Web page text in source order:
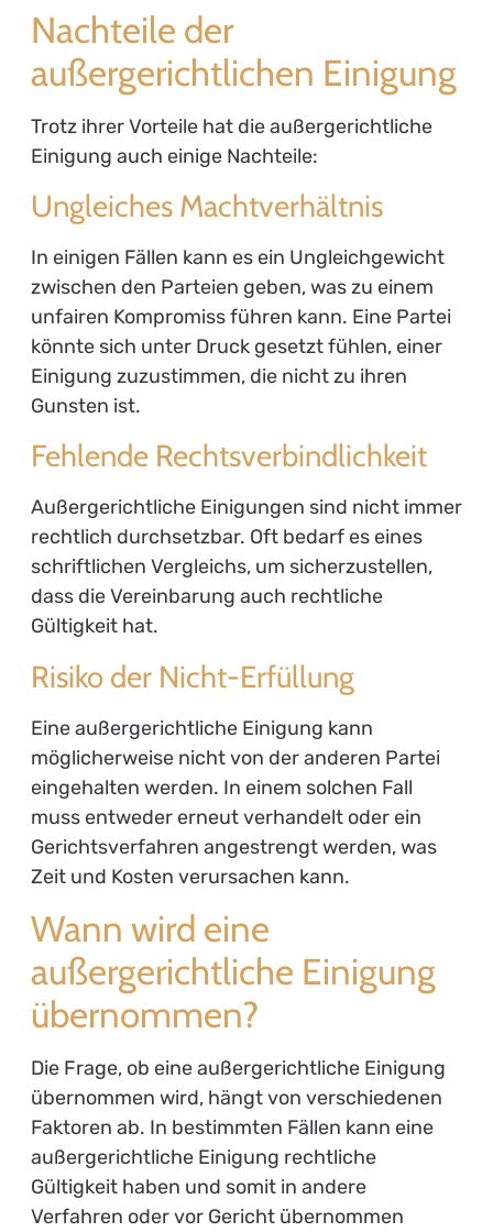
Nachteile der
außergerichtlichen Einigung
Trotz ihrer Vorteile hat die außergerichtliche
Einigung auch einige Nachteile:
Ungleiches Machtverhältnis
In einigen Fällen kann es ein Ungleichgewicht
zwischen den Parteien geben, was zu einem
unfairen Kompromiss führen kann. Eine Partei
könnte sich unter Druck gesetzt fühlen, einer
Einigung zuzustimmen, die nicht zu ihren
Gunsten ist.
Fehlende Rechtsverbindlichkeit
Außergerichtliche Einigungen sind nicht immer
rechtlich durchsetzbar. Oft bedarf es eines
schriftlichen Vergleichs, um sicherzustellen,
dass die Vereinbarung auch rechtliche
Gültigkeit hat.
Risiko der Nicht-Erfüllung
Eine außergerichtliche Einigung kann
möglicherweise nicht von der anderen Partei
eingehalten werden. In einem solchen Fall
muss entweder erneut verhandelt oder ein
Gerichtsverfahren angestrengt werden, was
Zeit und Kosten verursachen kann.
Wann wird eine
außergerichtliche Einigung
übernommen?
Die Frage, ob eine außergerichtliche Einigung
übernommen wird, hängt von verschiedenen
Faktoren ab. In bestimmten Fällen kann eine
außergerichtliche Einigung rechtliche
Gültigkeit haben und somit in andere
Verfahren oder vor Gericht übernommen